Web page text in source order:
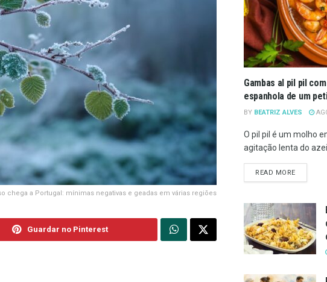
chega a Portugal: mínimas negativas e geadas em várias regiões
Guardar no Pinterest
Gambas al pil pil
espanhola de um
BY BEATRIZ ALVES
O pil pil é um molho
agitação lenta do
READ MOREDETAILS